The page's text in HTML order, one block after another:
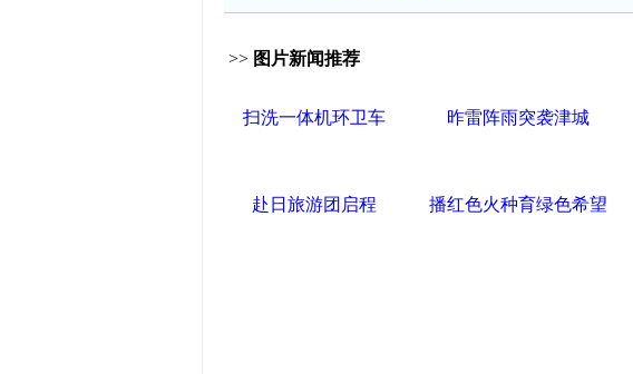
>> 图片新闻推荐
扫洗一体机环卫车 昨雷阵雨突袭津城
赴日旅游团启程 播红色火种育绿色希望